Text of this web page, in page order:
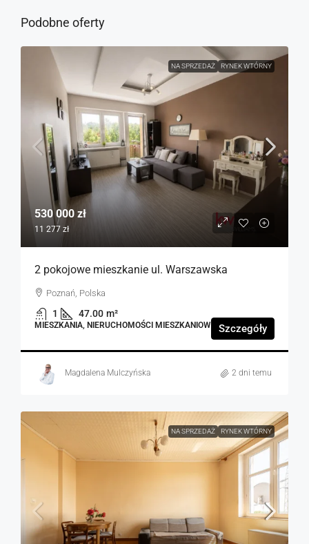
Podobne oferty
NA SPRZEDAŻ RYNEK WTÓRNY
530 000 zł
11 277 zł
2 pokojowe mieszkanie ul. Warszawska
Poznań, Polska
1 47.00 m²
MIESZKANIA, NIERUCHOMOŚCI MIESZKANIOWE Szczegóły
Magdalena Mulczyńska 2 dni temu
NA SPRZEDAŻ RYNEK WTÓRNY